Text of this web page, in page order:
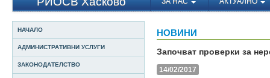
НАЧАЛО
АДМИНИСТРАТИВНИ УСЛУГИ
ЗАКОНОДАТЕЛСТВО
НОВИНИ
Започват проверки за
14/02/2017